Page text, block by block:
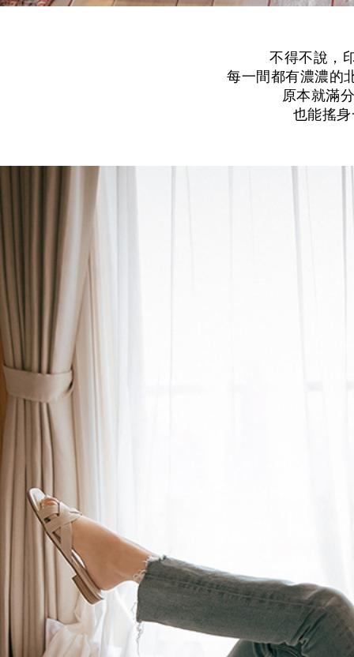
不得不說，
每一間都有濃濃的
原本就滿
也能搖